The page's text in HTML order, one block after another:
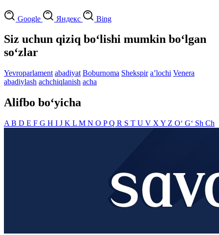
Google Яндекс Bing
Siz uchun qiziq bo‘lishi mumkin bo‘lgan
so‘zlar
Yevroparlament abadiyat Boburnoma Shekspir aʼlochi Venera
abadiylash achchiqlanish acha
Alifbo bo‘yicha
A B D E F G H I J K L M N O PQ R S T U V X Y Z O‘ G‘ Sh Ch